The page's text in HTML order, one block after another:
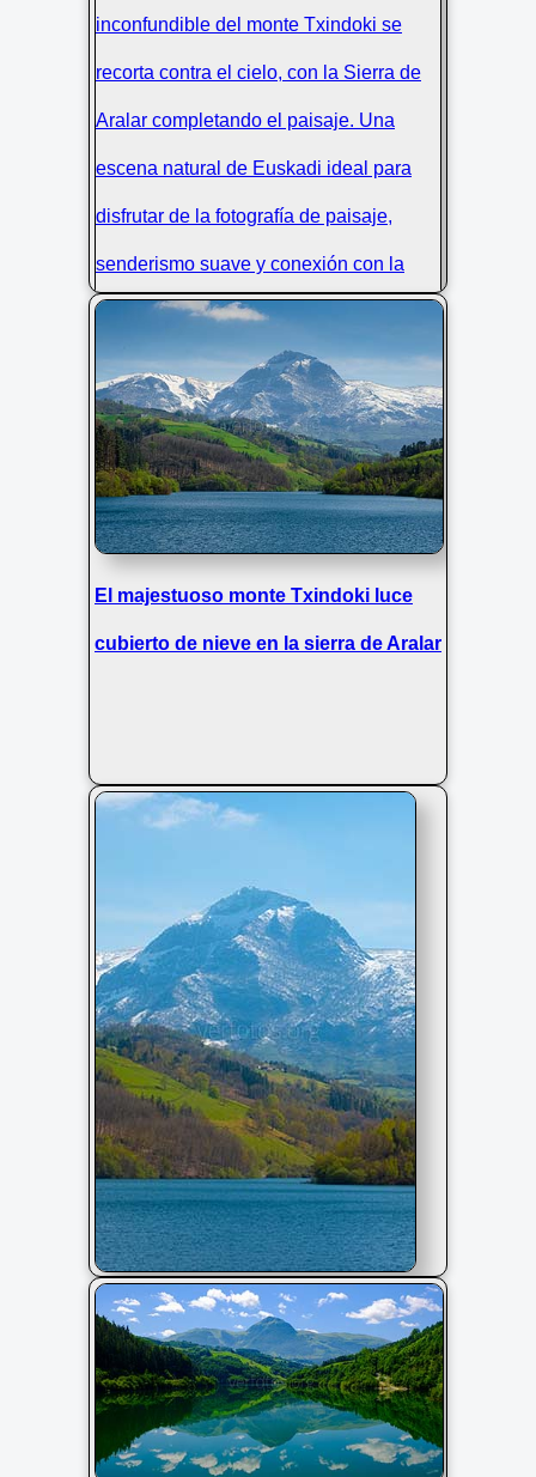
Sol en Embalse de Ibiur con Txindoki
al fondo
El majestuoso monte Txindoki luce
cubierto de nieve en la sierra de Aralar
Monte Txindoki sobre el embalse
Ibiur, Euskadi